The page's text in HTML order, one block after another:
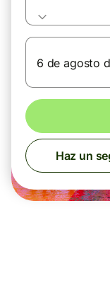
6 de agosto
Haz un